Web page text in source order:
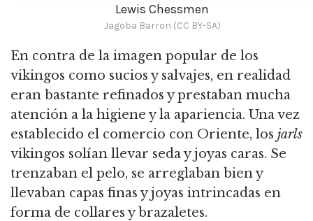
Lewis Chessmen
Jagoba Barron (CC BY-SA)
En contra de la imagen popular de los
vikingos como sucios y salvajes, en realidad
eran bastante refinados y prestaban mucha
atención a la higiene y la apariencia. Una vez
establecido el comercio con Oriente, los jarls
vikingos solían llevar seda y joyas caras. Se
trenzaban el pelo, se arreglaban bien y
llevaban capas finas y joyas intrincadas en
forma de collares y brazaletes.